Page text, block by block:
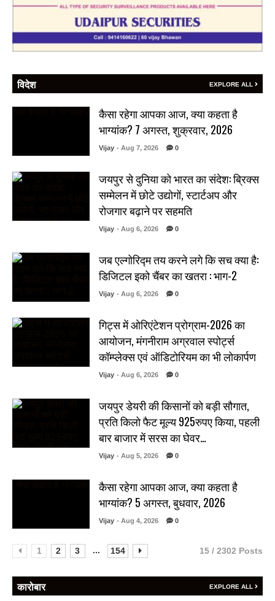
विदेश EXPLORE ALL
कैसा रहेगा आपका आज, क्या कहता है
भाग्यांक? 7 अगस्त, शुक्रवार, 2026
Vijay - Aug 7, 2026 0
जयपुर से दुनिया को भारत का संदेश: ब्रिक्स
सम्मेलन में छोटे उद्योगों, स्टार्टअप और
रोजगार बढ़ाने पर सहमति
Vijay - Aug 6, 2026 0
जब एल्गोरिद्म तय करने लगे कि सच क्या है:
डिजिटल इको चैंबर का खतरा : भाग-2
Vijay - Aug 6, 2026 0
गिट्स में ओरिएंटेशन प्रोग्राम-2026 का
आयोजन, मंगनीराम अग्रवाल स्पोर्ट्स
कॉम्प्लेक्स एवं ऑडिटोरियम का भी लोकार्पण
Vijay - Aug 6, 2026 0
जयपुर डेयरी की किसानों को बड़ी सौगात,
प्रति किलो फैट मूल्य 925रुपए किया, पहली
बार बाजार में सरस का घेवर…
Vijay - Aug 5, 2026 0
कैसा रहेगा आपका आज, क्या कहता है
भाग्यांक? 5 अगस्त, बुधवार, 2026
Vijay - Aug 4, 2026 0
1 2 3 ... 154 15 / 2302 Posts
कारोबार EXPLORE ALL